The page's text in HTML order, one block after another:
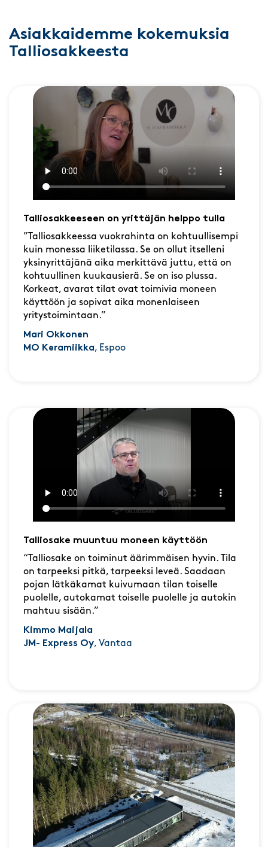
Asiakkaidemme kokemuksia
Talliosakkeesta
Talliosakkeeseen on yrittäjän helppo tulla
”Talliosakkeessa vuokrahinta on kohtuullisempi
kuin monessa liiketilassa. Se on ollut itselleni
yksinyrittäjänä aika merkittävä juttu, että on
kohtuullinen kuukausierä. Se on iso plussa.
Korkeat, avarat tilat ovat toimivia moneen
käyttöön ja sopivat aika monenlaiseen
yritystoimintaan.”
Mari Okkonen
MO Keramiikka, Espoo
Talliosake muuntuu moneen käyttöön
“Talliosake on toiminut äärimmäisen hyvin. Tila
on tarpeeksi pitkä, tarpeeksi leveä. Saadaan
pojan lätkäkamat kuivumaan tilan toiselle
puolelle, autokamat toiselle puolelle ja autokin
mahtuu sisään.”
Kimmo Maijala
JM- Express Oy, Vantaa